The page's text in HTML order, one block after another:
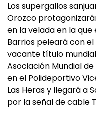
Los supergallos
Orozco
en la velada en la
Barrios peleará con
vacante título
Asociación Mundial
en el Polideportivo
Las Heras y llegará a
por la señal de cable